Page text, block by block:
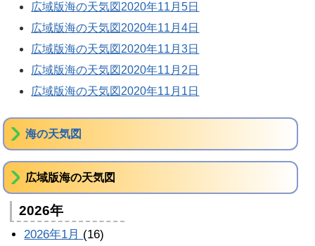
広域版海の天気図2020年11月5日
広域版海の天気図2020年11月4日
広域版海の天気図2020年11月3日
広域版海の天気図2020年11月2日
広域版海の天気図2020年11月1日
海の天気図
広域版海の天気図
2026年
2026年1月 (16)